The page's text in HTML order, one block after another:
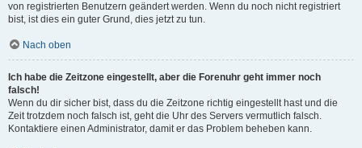
von registrierten Benutzern geändert werden. Wenn du noch nicht registriert
bist, ist dies ein guter Grund, dies jetzt zu tun.
Nach oben
Ich habe die Zeitzone eingestellt, aber die Forenuhr geht immer noch
falsch!
Wenn du dir sicher bist, dass du die Zeitzone richtig eingestellt hast und die
Zeit trotzdem noch falsch ist, geht die Uhr des Servers vermutlich falsch.
Kontaktiere einen Administrator, damit er das Problem beheben kann.